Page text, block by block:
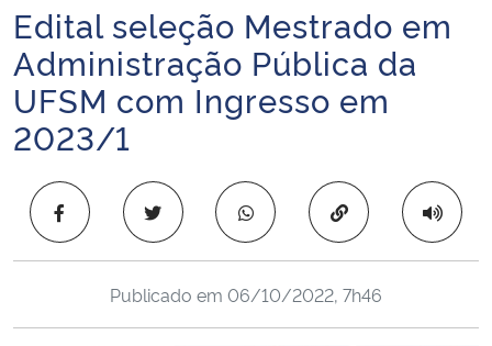
Ministério da Infraestrutura
Ministério da Agricultura, Pecuária e Abastecimento
Ministério da Educação
Ministério da Cidadania
Ministério da Saúde
Ministério de Minas e Energia
Início do conteúdo
Edital seleção Mestrado em
Administração Pública da
UFSM com Ingresso em
2023/1
Copiar para área
Publicado em 06/10/2022, 7h46